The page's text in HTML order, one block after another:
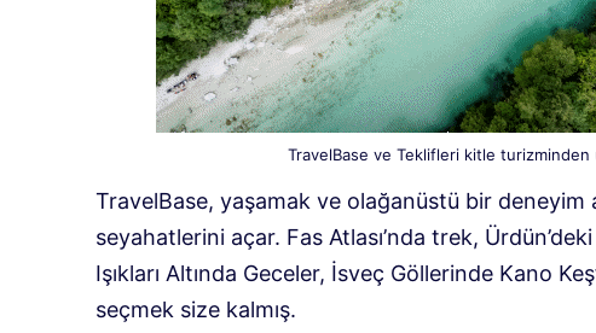
TravelBase ve Teklifleri kitle turizminden
TravelBase, yaşamak ve olağanüstü bir
seyahatlerini açar. Fas Atlası’nda trek,
Işıkları Altında Geceler, İsveç Göllerinde Kano
seçmek size kalmış.